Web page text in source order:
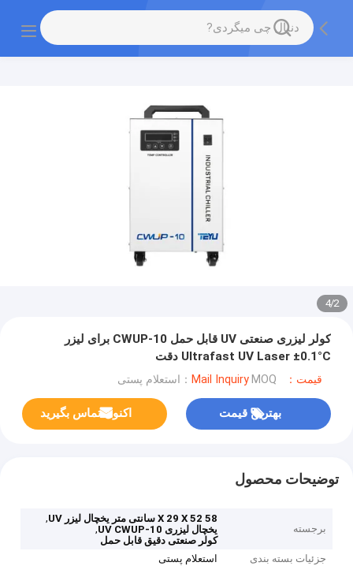
2
/
4
کولر لیزری صنعتی UV قابل حمل CWUP-10 برای لیزر
Ultrafast UV Laser ±0.1°C دقت
قیمت：Mail Inquiry MOQ：استعلام پستی
بهترین قیمت اکنون تماس بگیرید
توضیحات محصول
برجسته
58 X 29 X 52 سانتی متر یخچال لیزر UV
,
یخچال لیزری UV CWUP-10
,
کولر صنعتی دقیق قابل حمل
جزئیات بسته بندی
استعلام پستی